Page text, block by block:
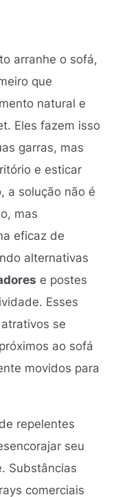
arranhe o sofá,
que
natural e
Eles fazem isso
garras, mas
e esticar
a solução não é
mas
eficaz de
alternativas
e postes
Esses
se
ao sofá
movidos para
repelentes
seu
Substâncias
comerciais